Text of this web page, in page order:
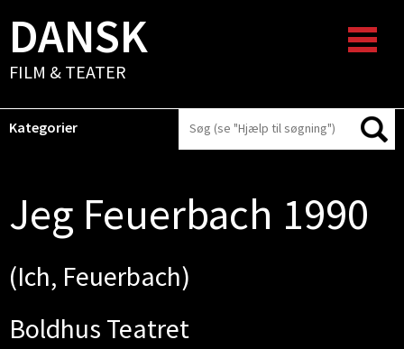
DANSK
FILM & TEATER
Kategorier
Jeg Feuerbach 1990
(Ich, Feuerbach)
Boldhus Teatret